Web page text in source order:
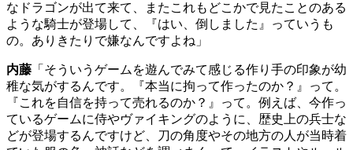
なドラゴンが出て来て、またこれもどこかで見たことのある
ような騎士が登場して、『はい、倒しました』っていうも
の。ありきたりで嫌なんですよね」
内藤 「そういうゲームを遊んでみて感じる作り手の印象が幼
稚な気がするんです。『本当に拘って作ったのか？』って。
『これを自信を持って売れるのか？』って。例えば、今作っ
ているゲームに侍やヴァイキングのように、歴史上の兵士な
どが登場するんですけど、刀の角度やその地方の人が当時着